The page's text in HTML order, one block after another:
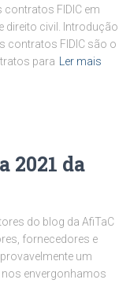
FIDIC em
civil. Introdução
contratos FIDIC são o
para
Ler mais
2021 da
do blog da AfiTaC
fornecedores e
um
envergonhamos